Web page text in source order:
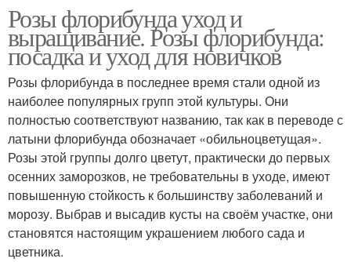
Розы флорибунда уход и
выращивание. Розы флорибунда:
посадка и уход для новичков
Розы флорибунда в последнее время стали одной из
наиболее популярных групп этой культуры. Они
полностью соответствуют названию, так как в переводе с
латыни флорибунда обозначает «обильноцветущая».
Розы этой группы долго цветут, практически до первых
осенних заморозков, не требовательны в уходе, имеют
повышенную стойкость к большинству заболеваний и
морозу. Выбрав и высадив кусты на своём участке, они
становятся настоящим украшением любого сада и
цветника.